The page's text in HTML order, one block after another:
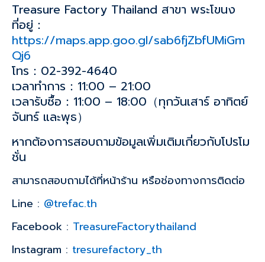
Treasure Factory Thailand สาขา พระโขนง
ที่อยู่：
https://maps.app.goo.gl/sab6fjZbfUMiGm
Qj6
โทร：02-392-4640
เวลาทำการ：11:00 – 21:00
เวลารับซื้อ：11:00 – 18:00（ทุกวันเสาร์ อาทิตย์
จันทร์ และพุธ）
หากต้องการสอบถามข้อมูลเพิ่มเติมเกี่ยวกับโปรโม
ชั่น
สามารถสอบถามได้ที่หน้าร้าน หรือช่องทางการติดต่อ
Line : @trefac.th
Facebook : TreasureFactorythailand
Instagram : tresurefactory_th